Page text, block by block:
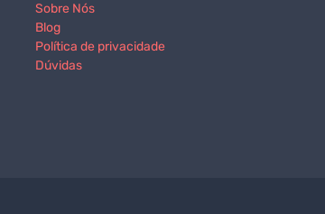
Sobre Nós
Blog
Política de privacidade
Dúvidas